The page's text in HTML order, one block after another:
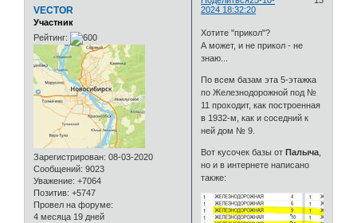
2024 18:32:20
VECTOR
Участник
Рейтинг:
Зарегистрирован: 08-03-2020
Сообщений: 9023
Уважение: +7064
Позитив: +5747
Провел на форуме:
4 месяца 19 дней
Хотите "прикол"?
А может, и не прикол - не
знаю...
По всем базам эта 5-этажка
по Железнодорожной под №
11 проходит, как построенная
в 1932-м, как и соседний к
ней дом № 9.
Вот кусочек базы отПалыча
но и в интернете написано
также: